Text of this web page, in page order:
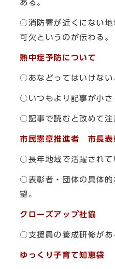
ある。
○消防署が近くにない地
可欠というのが伝わる。
熱中症予防について
○あなどってはいけない
○いつもより記事が小さ
○記事で読むと改めて注
市民憲章推進者 市長表
○長年地域で活躍されて
○表彰者・団体の具体的
望。
クローズアップ社協
○支援員の養成研修があ
ゆっくり子育て知恵袋